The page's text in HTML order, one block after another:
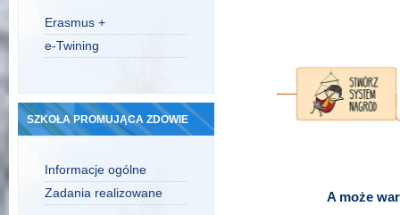
Erasmus +
e-Twining
SZKOŁA PROMUJĄCA ZDOWIE
Informacje ogólne
Zadania realizowane
A może